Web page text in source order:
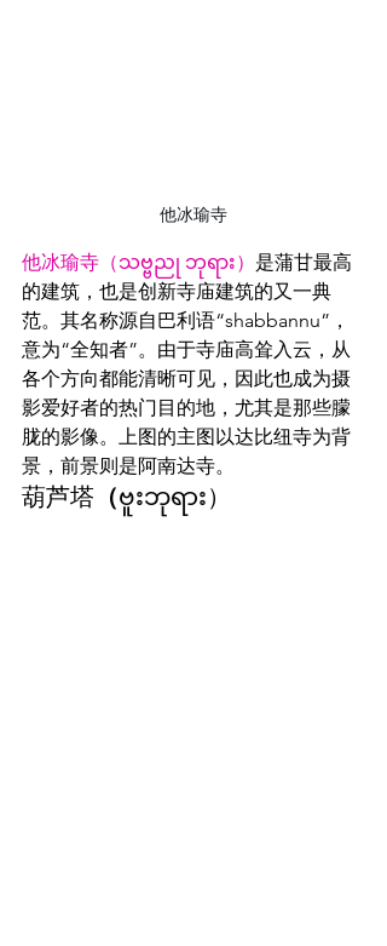
他冰瑜寺
他冰瑜寺（သဗ္ဗညု ဘုရား） 是蒲甘最高
的建筑，也是创新寺庙建筑的又一典
范。其名称源自巴利语“shabbannu”，
意为“全知者”。由于寺庙高耸入云，从
各个方向都能清晰可见，因此也成为摄
影爱好者的热门目的地，尤其是那些朦
胧的影像。上图的主图以达比纽寺为背
景，前景则是阿南达寺。
葫芦塔 （ဗူးဘုရား）